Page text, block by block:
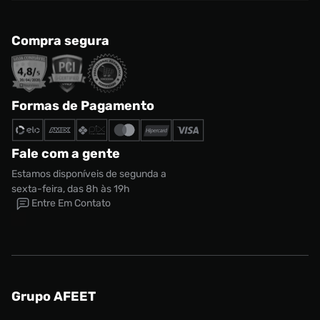
Compra segura
Formas de Pagamento
Fale com a gente
Estamos disponíveis de segunda a
sexta-feira, das 8h às 19h
Entre Em Contato
Grupo AFEET